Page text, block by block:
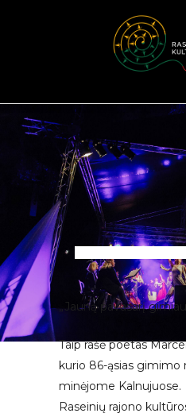
„Jauną pavasarį
Taip rašė poetas
kurio 86-ąsias gimimo
minėjome
Raseinių rajono